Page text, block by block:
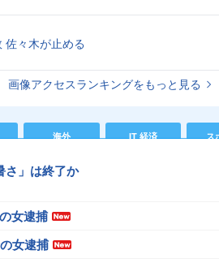
佐々木が止める
画像アクセスランキングをもっと見る
海外 IT 経済 ス
さ」は終了か
女逮捕
女逮捕